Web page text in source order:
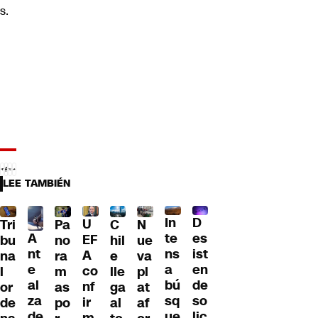
s.
LEE TAMBIÉN
Tri
bu
na
l
or
de
A
nt
e
al
za
Pa
no
ra
m
as
po
U
EF
A
co
nf
ir
C
hil
e
lle
ga
al
N
ue
va
pl
at
af
In
te
ns
a
bú
sq
D
es
ist
en
de
so